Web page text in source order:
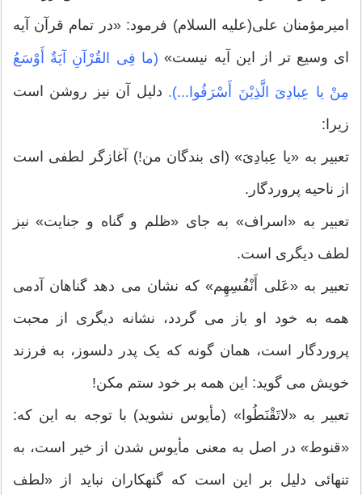
امیرمؤمنان على(علیه السلام) فرمود: «در تمام قرآن آیه
اى وسیع تر از این آیه نیست» (ما فِى القُرْآنِ آیَةٌ أَوْسَعُ
مِنْ یا عِبادِىَ الَّذِیْنَ أَسْرَفُوا...). دلیل آن نیز روشن است
زیرا:
تعبیر به «یا عِبادِىَ» (اى بندگان من!) آغازگر لطفى است
از ناحیه پروردگار.
تعبیر به «اسراف» به جاى «ظلم و گناه و جنایت» نیز
لطف دیگرى است.
تعبیر به «عَلى أَنْفُسِهِم» که نشان مى دهد گناهان آدمى
همه به خود او باز مى گردد، نشانه دیگرى از محبت
پروردگار است، همان گونه که یک پدر دلسوز، به فرزند
خویش مى گوید: این همه بر خود ستم مکن!
تعبیر به «لاتَقْنَطُوا» (مأیوس نشوید) با توجه به این که:
«قنوط» در اصل به معنى مأیوس شدن از خیر است، به
تنهائى دلیل بر این است که گنهکاران نباید از «لطف